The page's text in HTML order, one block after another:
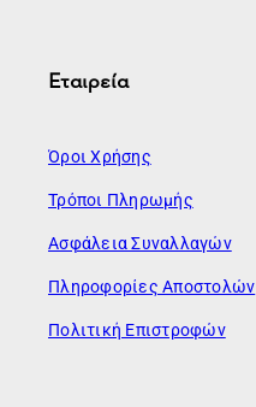
Εταιρεία
Όροι Χρήσης
Τρόποι Πληρωμής
Ασφάλεια Συναλλαγών
Πληροφορίες Αποστολών
Πολιτική Επιστροφών